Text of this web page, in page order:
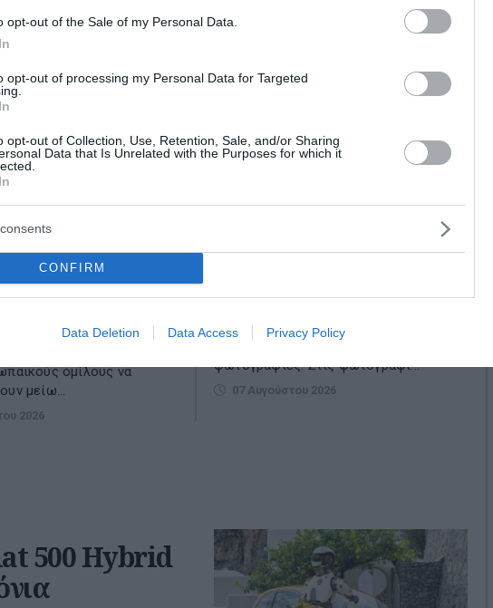
opt-out of the Sale of my Personal Data.
opt-out of processing my Personal Data for Targeted
opt-out of Collection, Use, Retention, Sale, and/or Sharing
Data that Is Unrelated with the Purposes for which it
CONFIRM
Data Deletion Data Access Privacy Policy
στα
- Νέες πιέσεις
ηλεκτρικά
ΗΠΑ για βενζινοκίνητα
κερδών των
ομίλους να
μείω...
2026
supercars του Κριστιάνο
Ρονάλντο (Video&Photos)
Instagram. «Μy toys» ήταν η λιτή
φωτογραφίες. Στις φωτογραφί...
07 Αυγούστου 2026
500 Hybrid